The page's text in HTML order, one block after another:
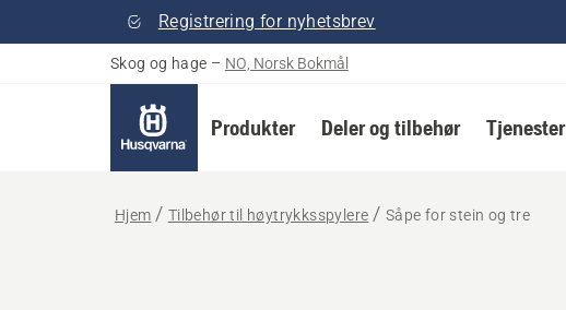
Registrering for nyhetsbrev
Skog og hage – NO, Norsk Bokmål
Produkter Deler og tilbehør Tjenester
Hjem Tilbehør til høytrykksspylere Såpe for stein og tre